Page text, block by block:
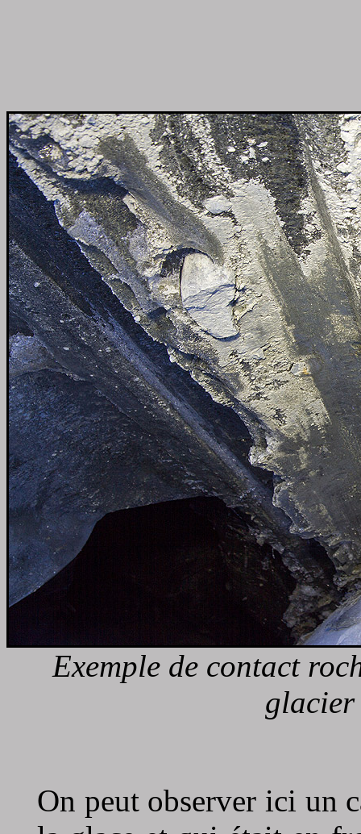
Exemple de contact
glacier
On peut observer ici un